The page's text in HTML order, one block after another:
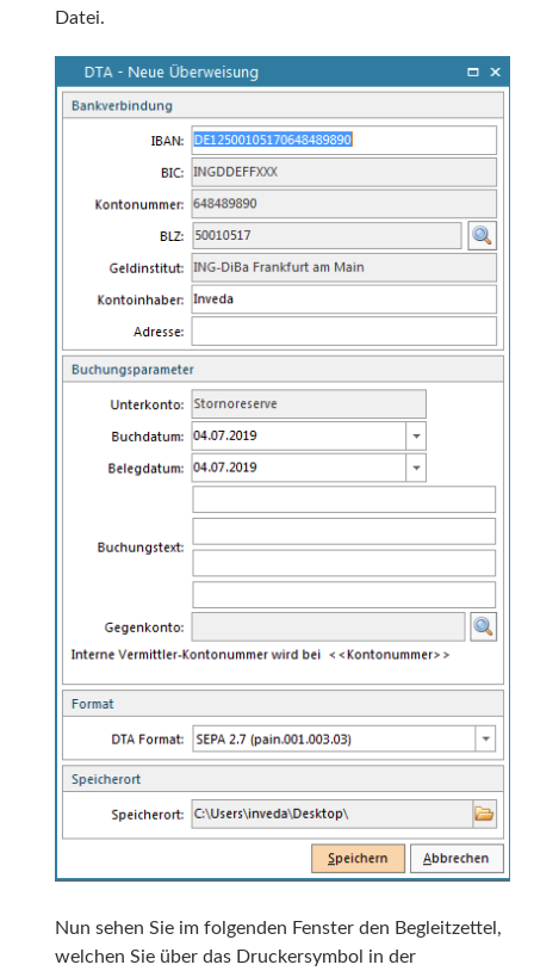
Datei.
Nun sehen Sie im folgenden Fenster den Begleitzettel,
welchen Sie über das Druckersymbol in der